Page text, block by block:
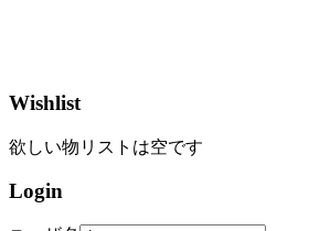
Wishlist
欲しい物リストは空です
Login